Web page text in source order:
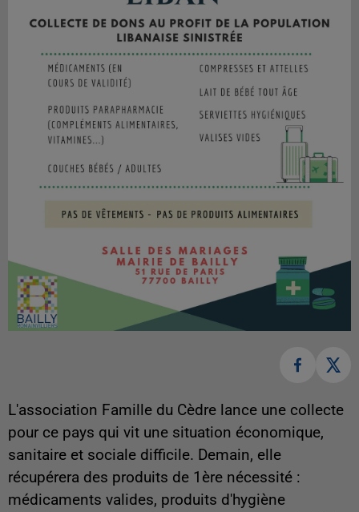
L'association Famille du Cèdre lance une collecte
pour ce pays qui vit une situation économique,
sanitaire et sociale difficile. Demain, elle
récupérera des produits de 1ère nécessité :
médicaments valides, produits d'hygiène